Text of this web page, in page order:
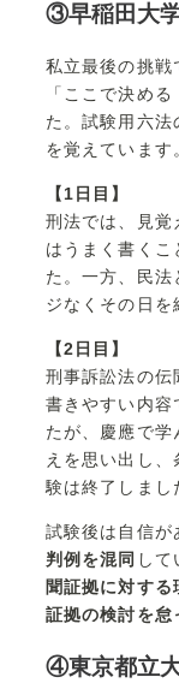
③早稲田大
私立最後の挑戦
「ここで決め
た。試験用六
を覚えています
【1日目】
刑法では、見覚
はうまく書くこ
た。一方、民法
ジなくその日を
【2日目】
刑事訴訟法の伝
書きやすい内容
たが、慶應で
えを思い出し
験は終了しまし
試験後は自信が
判例を混同 して
聞証拠に対す
証拠の検討を怠
④東京都立